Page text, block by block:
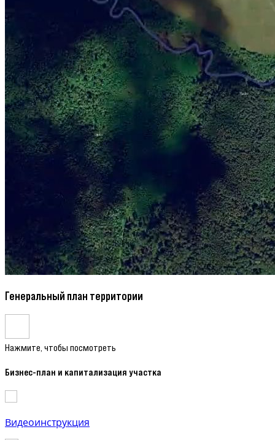
Генеральный план территории
Нажмите, чтобы посмотреть
Бизнес-план и капитализация участка
Видеоинструкция